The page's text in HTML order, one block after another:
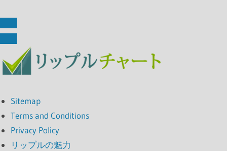
Sitemap
Terms and Conditions
Privacy Policy
リップルの魅力